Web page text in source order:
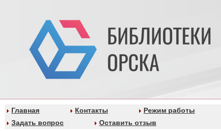
Главная Контакты
Режим работы
Задать вопрос
Оставить отзыв